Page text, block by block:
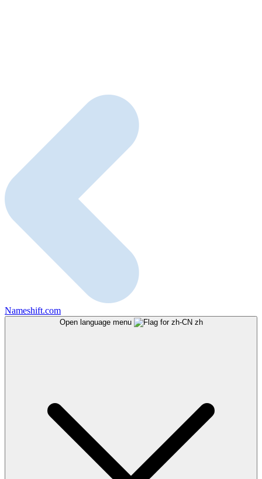
Nameshift.com
Open language menu zh